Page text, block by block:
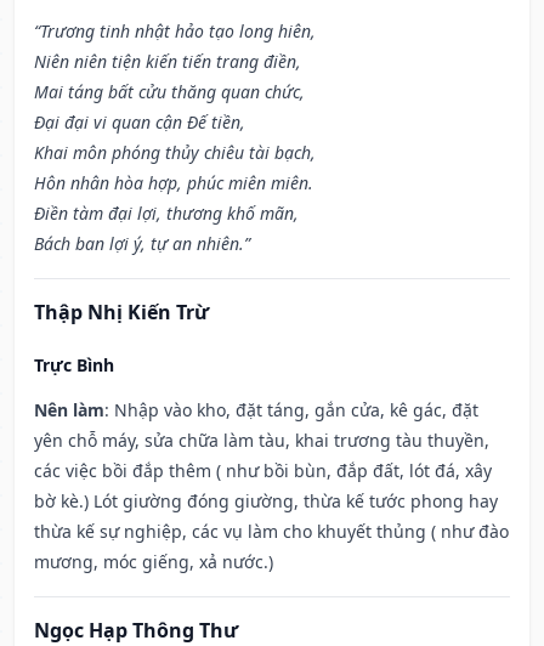
“Trương tinh nhật hảo tạo long hiên,
Niên niên tiện kiến tiến trang điền,
Mai táng bất cửu thăng quan chức,
Đại đại vi quan cận Đế tiền,
Khai môn phóng thủy chiêu tài bạch,
Hôn nhân hòa hợp, phúc miên miên.
Điền tàm đại lợi, thương khố mãn,
Bách ban lợi ý, tự an nhiên.”
Thập Nhị Kiến Trừ
Trực Bình
Nên làm: Nhập vào kho, đặt táng, gắn cửa, kê gác, đặt
yên chỗ máy, sửa chữa làm tàu, khai trương tàu thuyền,
các việc bồi đắp thêm ( như bồi bùn, đắp đất, lót đá, xây
bờ kè.) Lót giường đóng giường, thừa kế tước phong hay
thừa kế sự nghiệp, các vụ làm cho khuyết thủng ( như đào
mương, móc giếng, xả nước.)
Ngọc Hạp Thông Thư